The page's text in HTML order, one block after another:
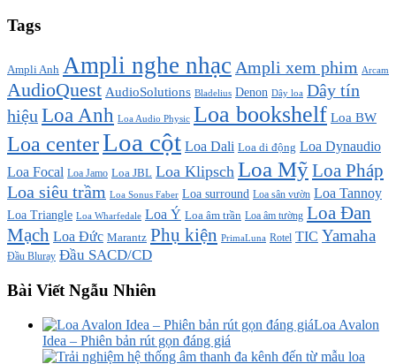
Tags
Ampli Anh Ampli nghe nhạc Ampli xem phim Arcam
AudioQuest AudioSolutions Bladelius Denon Dây loa Dây tín
hiệu Loa Anh Loa Audio Physic Loa bookshelf Loa BW
Loa centerLoa cột Loa Dali Loa di động Loa Dynaudio
Loa Focal Loa Jamo Loa JBL Loa Klipsch Loa MỹLoa Pháp
Loa siêu trầm Loa Sonus Faber Loa surround Loa sân vườn Loa Tannoy
Loa Triangle Loa Wharfedale Loa Ý Loa âm trần Loa âm tường Loa Đan
Mạch Loa Đức Marantz Phụ kiện PrimaLuna Rotel TIC Yamaha
Đầu Bluray Đầu SACD/CD
Bài Viết Ngẫu Nhiên
Loa Avalon
Idea – Phiên bản rút gọn đáng giá